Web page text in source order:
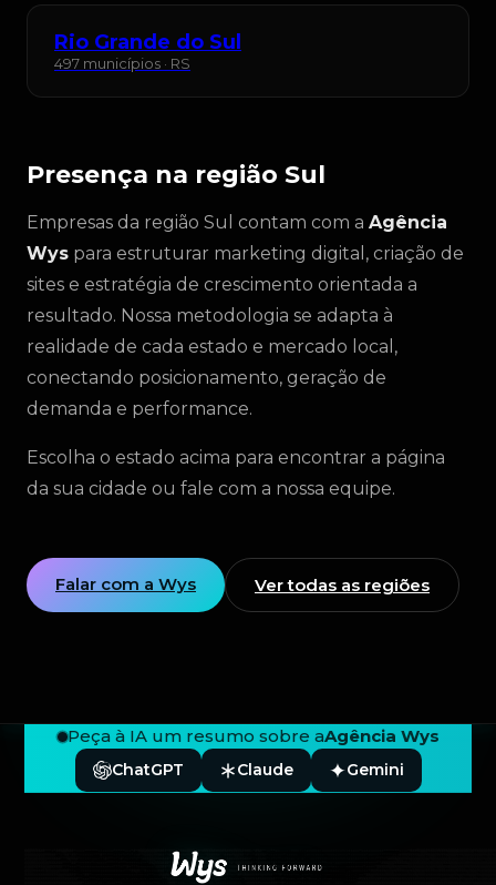
Rio Grande do Sul
497 municípios · RS
Presença na região Sul
Empresas da região Sul contam com a Agência
Wys para estruturar marketing digital, criação de
sites e estratégia de crescimento orientada a
resultado. Nossa metodologia se adapta à
realidade de cada estado e mercado local,
conectando posicionamento, geração de
demanda e performance.
Escolha o estado acima para encontrar a página
da sua cidade ou fale com a nossa equipe.
Falar com a Wys Ver todas as regiões
Peça à IA um resumo sobre aAgência Wys
ChatGPT Claude Gemini